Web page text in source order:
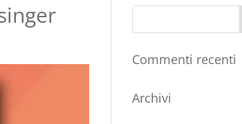
Commenti recenti
Archivi